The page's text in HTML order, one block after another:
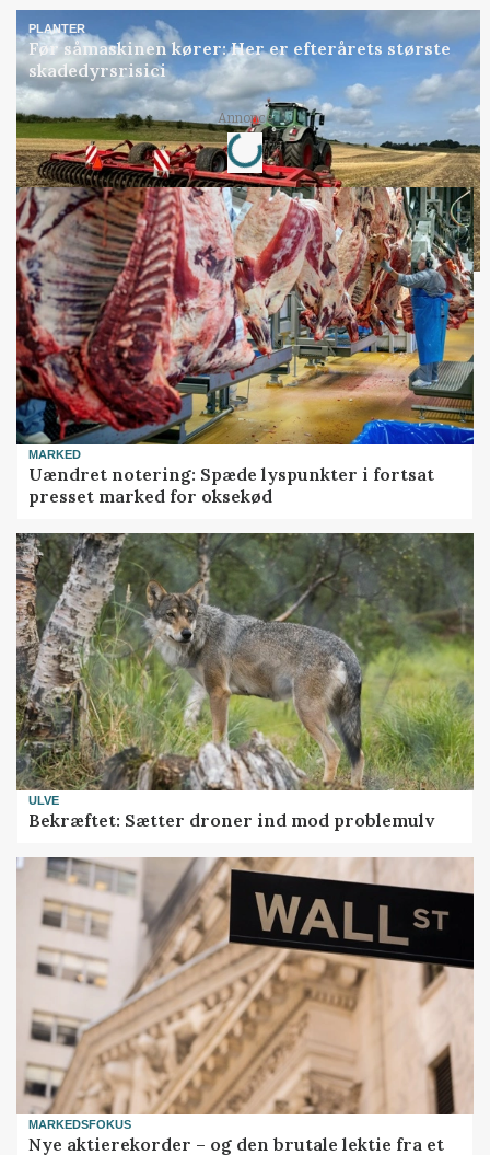
PLANTER
Før såmaskinen kører: Her er efterårets største
skadedyrsrisici
Annonce
Loading...
MARKED
Uændret notering: Spæde lyspunkter i fortsat
presset marked for oksekød
ULVE
Bekræftet: Sætter droner ind mod problemulv
MARKEDSFOKUS
Nye aktierekorder – og den brutale lektie fra et